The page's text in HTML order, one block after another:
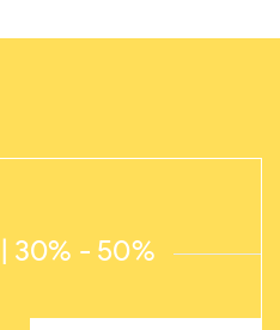
30% - 50%